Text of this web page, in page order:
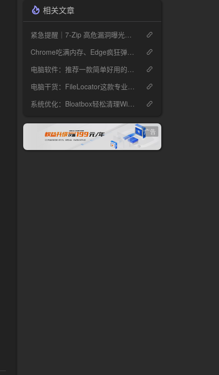
相关文章
紧急提醒｜7-Zip 高危漏洞曝光，你的电脑可能正在"裸奔"
Chrome吃满内存、Edge疯狂弹窗？Helium这款开源浏览器安静到离谱
电脑软件：推荐一款简单好用的视频压缩工具ShanaEncoder
电脑干货：FileLocator这款专业文件检索工具，解决99%的文件查找难题
系统优化：Bloatbox轻松清理Win10冗余预装应用
广告